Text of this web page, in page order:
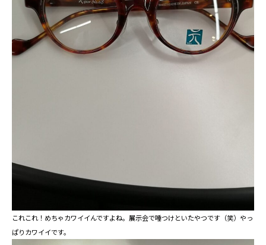
これこれ！めちゃカワイイんですよね。展示会で唾つけといたやつです（笑）やっ
ぱりカワイイです。